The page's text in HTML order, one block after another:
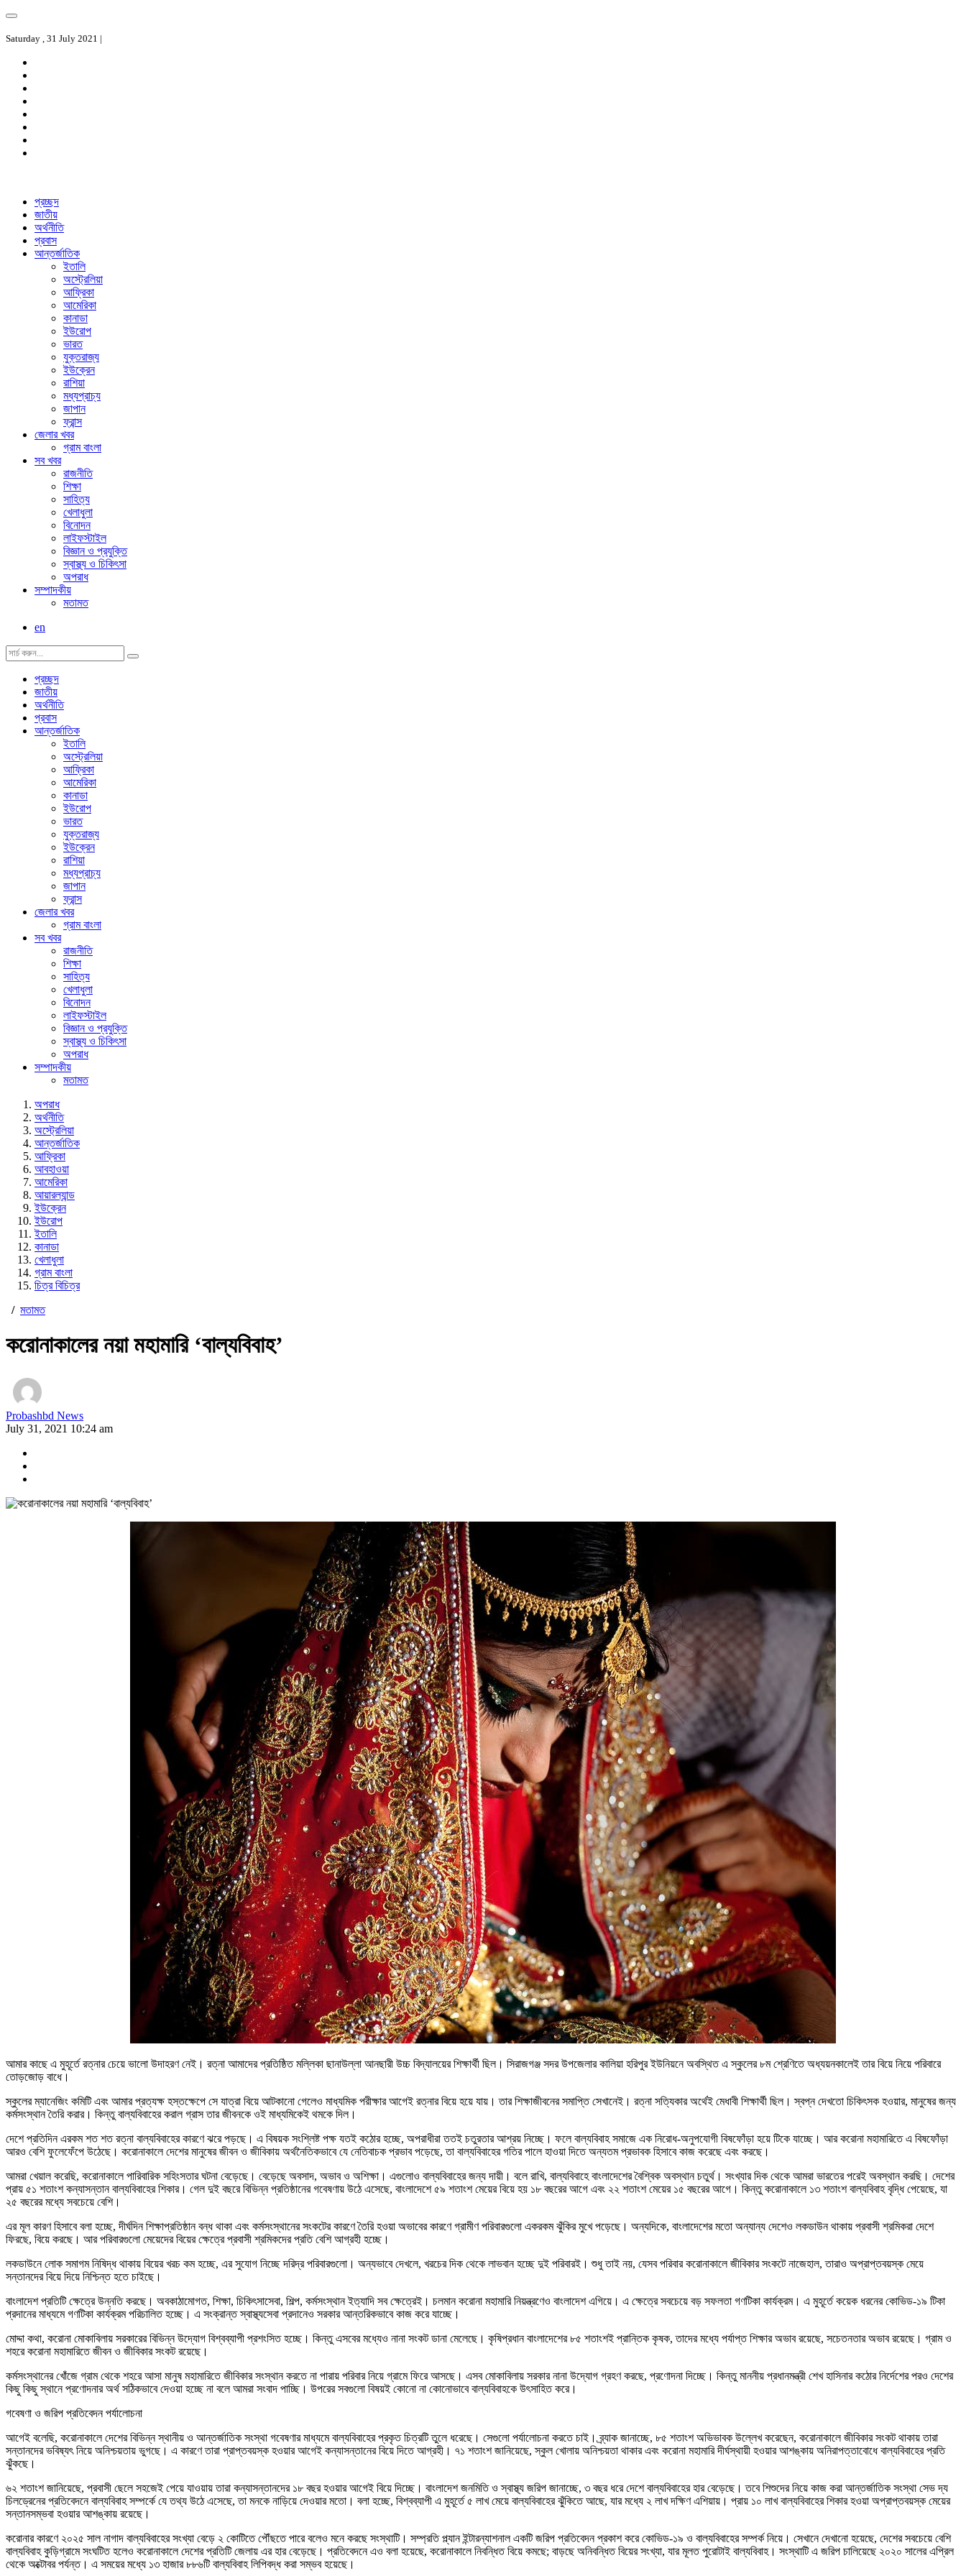
Saturday , 31 July 2021 |
প্রচ্ছদ
জাতীয়
অর্থনীতি
প্রবাস
আন্তর্জাতিক
ইতালি
অস্ট্রেলিয়া
আফ্রিকা
আমেরিকা
কানাডা
ইউরোপ
ভারত
যুক্তরাজ্য
ইউক্রেন
রাশিয়া
মধ্যপ্রাচ্য
জাপান
ফ্রান্স
জেলার খবর
গ্রাম বাংলা
সব খবর
রাজনীতি
শিক্ষা
সাহিত্য
খেলাধুলা
বিনোদন
লাইফস্টাইল
বিজ্ঞান ও প্রযুক্তি
স্বাস্থ্য ও চিকিৎসা
অপরাধ
সম্পাদকীয়
মতামত
en
প্রচ্ছদ
জাতীয়
অর্থনীতি
প্রবাস
আন্তর্জাতিক
ইতালি
অস্ট্রেলিয়া
আফ্রিকা
আমেরিকা
কানাডা
ইউরোপ
ভারত
যুক্তরাজ্য
ইউক্রেন
রাশিয়া
মধ্যপ্রাচ্য
জাপান
ফ্রান্স
জেলার খবর
গ্রাম বাংলা
সব খবর
রাজনীতি
শিক্ষা
সাহিত্য
খেলাধুলা
বিনোদন
লাইফস্টাইল
বিজ্ঞান ও প্রযুক্তি
স্বাস্থ্য ও চিকিৎসা
অপরাধ
সম্পাদকীয়
মতামত
অপরাধ
অর্থনীতি
অস্ট্রেলিয়া
আন্তর্জাতিক
আফ্রিকা
আবহাওয়া
আমেরিকা
আয়ারল্যান্ড
ইউক্রেন
ইউরোপ
ইতালি
কানাডা
খেলাধুলা
গ্রাম বাংলা
চিত্র বিচিত্র
/ মতামত
করোনাকালের নয়া মহামারি ‘বাল্যবিবাহ’
Probashbd News
July 31, 2021 10:24 am
আমার কাছে এ মুহূর্তে রত্নার চেয়ে ভালো উদাহরণ নেই। রত্না আমাদের প্রতিষ্ঠিত মল্লিকা ছানাউল্লা আনছারী উচ্চ বিদ্যালয়ের শিক্ষার্থী ছিল। সিরাজগঞ্জ সদর উপজেলার কালিয়া হরিপুর ইউনিয়নে অবস্থিত এ স্কুলের ৮ম শ্রেণিতে অধ্যয়নকালেই তার বিয়ে নিয়ে পরিবারে
তোড়জোড় বাধে।
স্কুলের ম্যানেজিং কমিটি এবং আমার প্রত্যক্ষ হস্তক্ষেপে সে যাত্রা বিয়ে আটকানো গেলেও মাধ্যমিক পরীক্ষার আগেই রত্নার বিয়ে হয়ে যায়। তার শিক্ষাজীবনের সমাপ্তি সেখানেই। রত্না সত্যিকার অর্থেই মেধাবী শিক্ষার্থী ছিল। স্বপ্ন দেখতো চিকিৎসক হওয়ার, মানুষের জন্য
কর্মসংস্থান তৈরি করার। কিন্তু বাল্যবিবাহের করাল গ্রাস তার জীবনকে ওই মাধ্যমিকেই থমকে দিল।
দেশে প্রতিদিন এরকম শত শত রত্না বাল্যবিবাহের কারণে ঝরে পড়ছে। এ বিষয়ক সংশ্লিষ্ট পক্ষ যতই কঠোর হচ্ছে, অপরাধীরা ততই চতুরতার আশ্রয় নিচ্ছে। ফলে বাল্যবিবাহ সমাজে এক নিরোধ-অনুপযোগী বিষফোঁড়া হয়ে টিকে যাচ্ছে। আর করোনা মহামারিতে এ বিষফোঁড়া
আরও বেশি ফুলেফেঁপে উঠেছে। করোনাকালে দেশের মানুষের জীবন ও জীবিকায় অর্থনৈতিকভাবে যে নেতিবাচক প্রভাব পড়েছে, তা বাল্যবিবাহের গতির পালে হাওয়া দিতে অন্যতম প্রভাবক হিসাবে কাজ করেছে এবং করছে।
আমরা খেয়াল করেছি, করোনাকালে পারিবারিক সহিংসতার ঘটনা বেড়েছে। বেড়েছে অবসাদ, অভাব ও অশিক্ষা। এগুলোও বাল্যবিবাহের জন্য দায়ী। বলে রাখি, বাল্যবিবাহে বাংলাদেশের বৈশ্বিক অবস্থান চতুর্থ। সংখ্যার দিক থেকে আমরা ভারতের পরেই অবস্থান করছি। দেশের
প্রায় ৫১ শতাংশ কন্যাসন্তান বাল্যবিবাহের শিকার। গেল দুই বছরে বিভিন্ন প্রতিষ্ঠানের গবেষণায় উঠে এসেছে, বাংলাদেশে ৫৯ শতাংশ মেয়ের বিয়ে হয় ১৮ বছরের আগে এবং ২২ শতাংশ মেয়ের ১৫ বছরের আগে। কিন্তু করোনাকালে ১৩ শতাংশ বাল্যবিবাহ বৃদ্ধি পেয়েছে, যা
২৫ বছরের মধ্যে সবচেয়ে বেশি।
এর মূল কারণ হিসাবে বলা হচ্ছে, দীর্ঘদিন শিক্ষাপ্রতিষ্ঠান বন্ধ থাকা এবং কর্মসংস্থানের সংকটের কারণে তৈরি হওয়া অভাবের কারণে গ্রামীণ পরিবারগুলো একরকম ঝুঁকির মুখে পড়েছে। অন্যদিকে, বাংলাদেশের মতো অন্যান্য দেশেও লকডাউন থাকায় প্রবাসী শ্রমিকরা দেশে
ফিরছে, বিয়ে করছে। আর পরিবারগুলো মেয়েদের বিয়ের ক্ষেত্রে প্রবাসী শ্রমিকদের প্রতি বেশি আগ্রহী হচ্ছে।
লকডাউনে লোক সমাগম নিষিদ্ধ থাকায় বিয়ের খরচ কম হচ্ছে, এর সুযোগ নিচ্ছে দরিদ্র পরিবারগুলো। অন্যভাবে দেখলে, খরচের দিক থেকে লাভবান হচ্ছে দুই পরিবারই। শুধু তাই নয়, যেসব পরিবার করোনাকালে জীবিকার সংকটে নাজেহাল, তারাও অপ্রাপ্তবয়স্ক মেয়ে
সন্তানদের বিয়ে দিয়ে নিশ্চিন্ত হতে চাইছে।
বাংলাদেশ প্রতিটি ক্ষেত্রে উন্নতি করছে। অবকাঠামোগত, শিক্ষা, চিকিৎসাসেবা, শিল্প, কর্মসংস্থান ইত্যাদি সব ক্ষেত্রেই। চলমান করোনা মহামারি নিয়ন্ত্রণেও বাংলাদেশ এগিয়ে। এ ক্ষেত্রে সবচেয়ে বড় সফলতা গণটিকা কার্যক্রম। এ মুহূর্তে কয়েক ধরনের কোভিড-১৯ টিকা
প্রদানের মাধ্যমে গণটিকা কার্যক্রম পরিচালিত হচ্ছে। এ সংক্রান্ত স্বাস্থ্যসেবা প্রদানেও সরকার আন্তরিকভাবে কাজ করে যাচ্ছে।
মোদ্দা কথা, করোনা মোকাবিলায় সরকারের বিভিন্ন উদ্যোগ বিশ্বব্যাপী প্রশংসিত হচ্ছে। কিন্তু এসবের মধ্যেও নানা সংকট ডানা মেলেছে। কৃষিপ্রধান বাংলাদেশের ৮৫ শতাংশই প্রান্তিক কৃষক, তাদের মধ্যে পর্যাপ্ত শিক্ষার অভাব রয়েছে, সচেতনতার অভাব রয়েছে। গ্রাম ও
শহরে করোনা মহামারিতে জীবন ও জীবিকার সংকট রয়েছে।
কর্মসংস্থানের খোঁজে গ্রাম থেকে শহরে আসা মানুষ মহামারিতে জীবিকার সংস্থান করতে না পারায় পরিবার নিয়ে গ্রামে ফিরে আসছে। এসব মোকাবিলায় সরকার নানা উদ্যোগ গ্রহণ করছে, প্রণোদনা দিচ্ছে। কিন্তু মাননীয় প্রধানমন্ত্রী শেখ হাসিনার কঠোর নির্দেশের পরও দেশের
কিছু কিছু স্থানে প্রণোদনার অর্থ সঠিকভাবে দেওয়া হচ্ছে না বলে আমরা সংবাদ পাচ্ছি। উপরের সবগুলো বিষয়ই কোনো না কোনোভাবে বাল্যবিবাহকে উৎসাহিত করে।
গবেষণা ও জরিপ প্রতিবেদন পর্যালোচনা
আগেই বলেছি, করোনাকালে দেশের বিভিন্ন স্থানীয় ও আন্তর্জাতিক সংস্থা গবেষণার মাধ্যমে বাল্যবিবাহের প্রকৃত চিত্রটি তুলে ধরেছে। সেগুলো পর্যালোচনা করতে চাই। ব্র্যাক জানাচ্ছে, ৮৫ শতাংশ অভিভাবক উল্লেখ করেছেন, করোনাকালে জীবিকার সংকট থাকায় তারা
সন্তানদের ভবিষ্যৎ নিয়ে অনিশ্চয়তায় ভুগছে। এ কারণে তারা প্রাপ্তবয়স্ক হওয়ার আগেই কন্যাসন্তানের বিয়ে দিতে আগ্রহী। ৭১ শতাংশ জানিয়েছে, স্কুল খোলায় অনিশ্চয়তা থাকার এবং করোনা মহামারি দীর্ঘস্থায়ী হওয়ার আশঙ্কায় অনিরাপত্তাবোধে বাল্যবিবাহের প্রতি
ঝুঁকছে।
৬২ শতাংশ জানিয়েছে, প্রবাসী ছেলে সহজেই পেয়ে যাওয়ায় তারা কন্যাসন্তানদের ১৮ বছর হওয়ার আগেই বিয়ে দিচ্ছে। বাংলাদেশ জনমিতি ও স্বাস্থ্য জরিপ জানাচ্ছে, ৩ বছর ধরে দেশে বাল্যবিবাহের হার বেড়েছে। তবে শিশুদের নিয়ে কাজ করা আন্তর্জাতিক সংস্থা সেভ দ্য
চিলড্রেনের প্রতিবেদনে বাল্যবিবাহ সম্পর্কে যে তথ্য উঠে এসেছে, তা মনকে নাড়িয়ে দেওয়ার মতো। বলা হচ্ছে, বিশ্বব্যাপী এ মুহূর্তে ৫ লাখ মেয়ে বাল্যবিবাহের ঝুঁকিতে আছে, যার মধ্যে ২ লাখ দক্ষিণ এশিয়ায়। প্রায় ১০ লাখ বাল্যবিবাহের শিকার হওয়া অপ্রাপ্তবয়স্ক মেয়ের
সন্তানসম্ভবা হওয়ার আশঙ্কায় রয়েছে।
করোনার কারণে ২০২৫ সাল নাগাদ বাল্যবিবাহের সংখ্যা বেড়ে ২ কোটিতে পৌঁছতে পারে বলেও মনে করছে সংস্থাটি। সম্প্রতি প্ল্যান ইন্টারন্যাশনাল একটি জরিপ প্রতিবেদন প্রকাশ করে কোভিড-১৯ ও বাল্যবিবাহের সম্পর্ক নিয়ে। সেখানে দেখানো হয়েছে, দেশের সবচেয়ে বেশি
বাল্যবিবাহ কুড়িগ্রামে সংঘটিত হলেও করোনাকালে দেশের প্রতিটি জেলায় এর হার বেড়েছে। প্রতিবেদনে এও বলা হয়েছে, করোনাকালে নিবন্ধিত বিয়ে কমছে; বাড়ছে অনিবন্ধিত বিয়ের সংখ্যা, যার মূলত পুরোটাই বাল্যবিবাহ। সংস্থাটি এ জরিপ চালিয়েছে ২০২০ সালের এপ্রিল
থেকে অক্টোবর পর্যন্ত। এ সময়ের মধ্যে ১৩ হাজার ৮৮৬টি বাল্যবিবাহ লিপিবদ্ধ করা সম্ভব হয়েছে।